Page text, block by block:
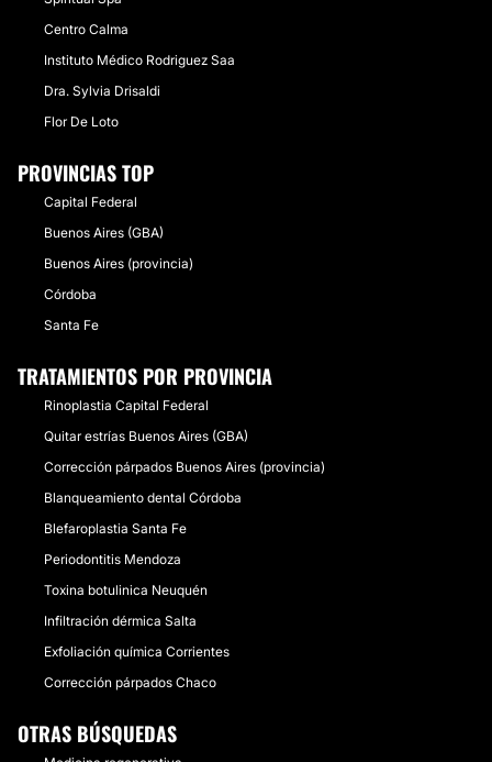
Centro Calma
Instituto Médico Rodriguez Saa
Dra. Sylvia Drisaldi
Flor De Loto
PROVINCIAS TOP
Capital Federal
Buenos Aires (GBA)
Buenos Aires (provincia)
Córdoba
Santa Fe
TRATAMIENTOS POR PROVINCIA
Rinoplastia Capital Federal
Quitar estrías Buenos Aires (GBA)
Corrección párpados Buenos Aires (provincia)
Blanqueamiento dental Córdoba
Blefaroplastia Santa Fe
Periodontitis Mendoza
Toxina botulinica Neuquén
Infiltración dérmica Salta
Exfoliación química Corrientes
Corrección párpados Chaco
OTRAS BÚSQUEDAS